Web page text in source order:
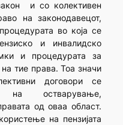
и со колективен
на законодавецот,
во која се
и инвалидско
и процедурата за
тие права. Тоа значи
договори се
на остварување,
од оваа област.
на пензијата